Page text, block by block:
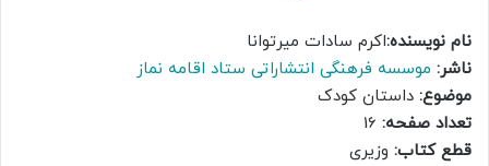
500,000 ریال
بود.
400,000 ریال.
نام نویسنده:اکرم سادات میرتوانا
ناشر: موسسه فرهنگی انتشاراتی ستاد اقامه نماز
موضوع: داستان کودک
تعداد صفحه:
قطع کتاب: وزیری